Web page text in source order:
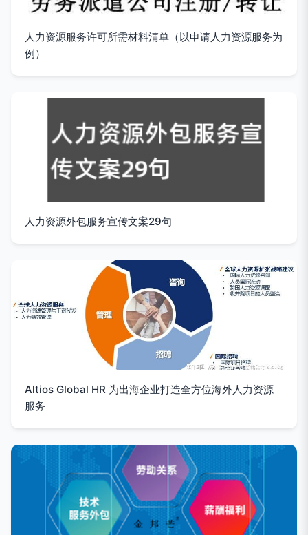
人力资源服务许可所需材料清单（以申请人力资源服务为
例）
人力资源外包服务宣传文案29句
Altios Global HR 为出海企业打造全方位海外人力资源
服务